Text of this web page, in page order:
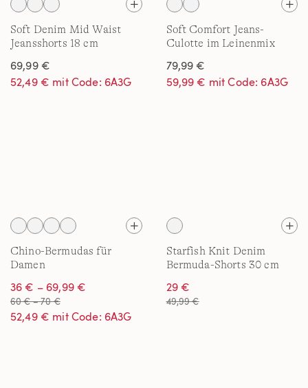
Soft Denim Mid Waist
Jeansshorts 18 cm
69,99 €
52,49 € mit Code: 6A3G
Soft Comfort Jeans-
Culotte im Leinenmix
79,99 €
59,99 € mit Code: 6A3G
Chino-Bermudas für
Damen
36 € – 69,99 €
60 € – 70 €
52,49 € mit Code: 6A3G
Starfish Knit Denim
Bermuda-Shorts 30 cm
29 €
49,99 €